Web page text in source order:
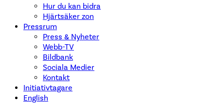
Hur du kan bidra
Hjärtsäker zon
Pressrum
Press & Nyheter
Webb-TV
Bildbank
Sociala Medier
Kontakt
Initiativtagare
English